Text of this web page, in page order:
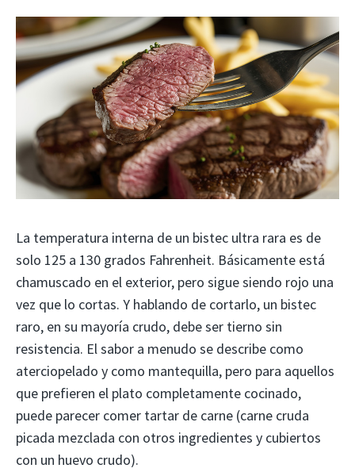
La temperatura interna de un bistec ultra rara es de
solo 125 a 130 grados Fahrenheit. Básicamente está
chamuscado en el exterior, pero sigue siendo rojo una
vez que lo cortas. Y hablando de cortarlo, un bistec
raro, en su mayoría crudo, debe ser tierno sin
resistencia. El sabor a menudo se describe como
aterciopelado y como mantequilla, pero para aquellos
que prefieren el plato completamente cocinado,
puede parecer comer tartar de carne (carne cruda
picada mezclada con otros ingredientes y cubiertos
con un huevo crudo).